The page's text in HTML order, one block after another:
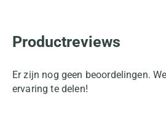
Productreviews
Er zijn nog geen beoordelingen.
ervaring te delen!